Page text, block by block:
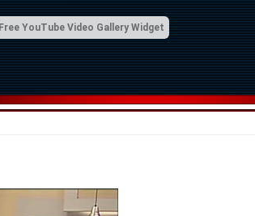
YouTube Video Gallery Widget